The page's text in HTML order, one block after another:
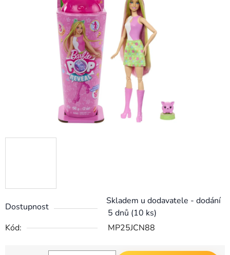
Dostupnost
Skladem u dodavatele - dodání
5 dnů (10 ks)
Kód:
MP25JCN88